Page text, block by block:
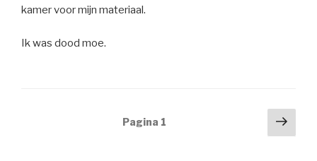
kamer voor mijn materiaal.
Ik was dood moe.
BerichtnavigatiePagina 1